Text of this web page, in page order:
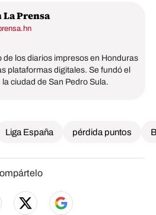
Prensa
de los diarios impresos en Honduras
plataformas digitales. Se fundó el
ciudad de San Pedro Sula.
Liga España pérdida puntos